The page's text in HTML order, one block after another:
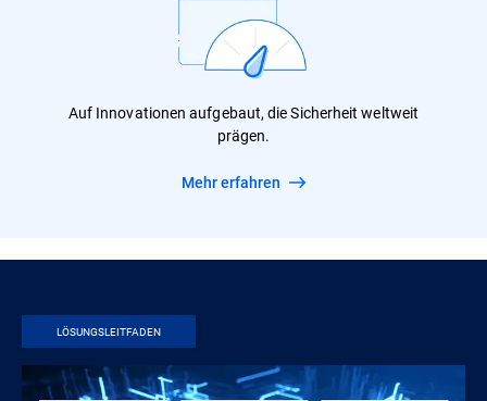
Auf Innovationen aufgebaut, die Sicherheit weltweit
prägen.
Mehr erfahren
LÖSUNGSLEITFADEN